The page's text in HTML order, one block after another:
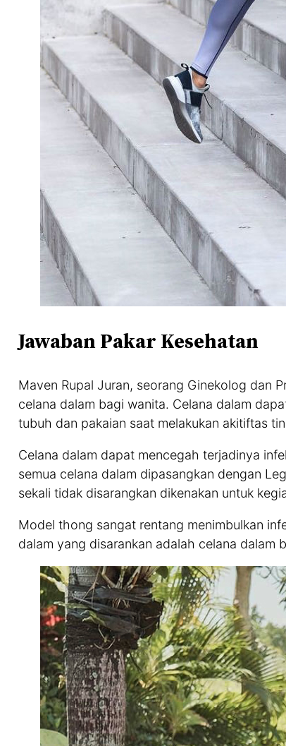
Jawaban Pakar Kesehatan
Maven Rupal Juran, seorang Ginekolog dan
celana dalam bagi wanita. Celana dalam
tubuh dan pakaian saat melakukan akitiftas
Celana dalam dapat mencegah terjadinya
semua celana dalam dipasangkan dengan
sekali tidak disarangkan dikenakan untuk
Model thong sangat rentang menimbulkan
dalam yang disarankan adalah celana dalam